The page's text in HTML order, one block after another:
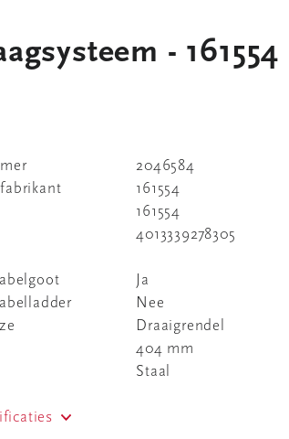
- 161554
2046584
161554
161554
4013339278305
Ja
Nee
Draaigrendel
404 mm
Staal